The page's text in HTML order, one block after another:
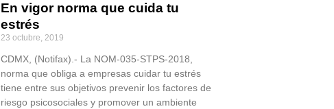
En vigor norma que cuida tu
estrés
23 octubre, 2019
CDMX, (Notifax).- La NOM-035-STPS-2018,
norma que obliga a empresas cuidar tu estrés
tiene entre sus objetivos prevenir los factores de
riesgo psicosociales y promover un ambiente